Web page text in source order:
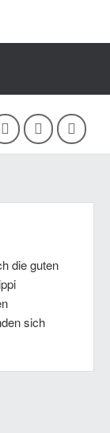
die guten
sich